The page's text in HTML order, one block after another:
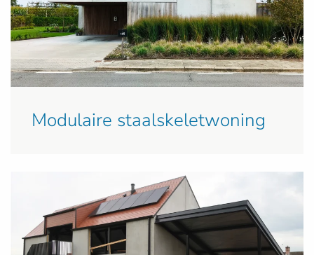
Modulaire staalskeletwoning